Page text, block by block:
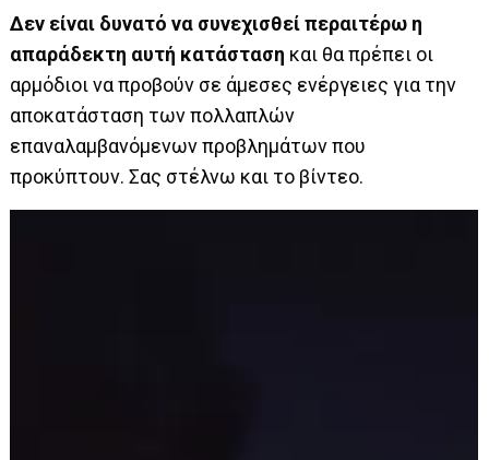
Δεν είναι δυνατό να συνεχισθεί περαιτέρω η
απαράδεκτη αυτή κατάσταση και θα πρέπει οι
αρμόδιοι να προβούν σε άμεσες ενέργειες για την
αποκατάσταση των πολλαπλών
επαναλαμβανόμενων προβλημάτων που
προκύπτουν. Σας στέλνω και το βίντεο.